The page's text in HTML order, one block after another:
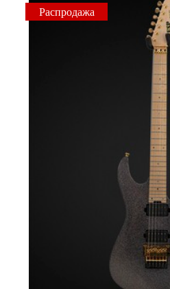
Распродажа